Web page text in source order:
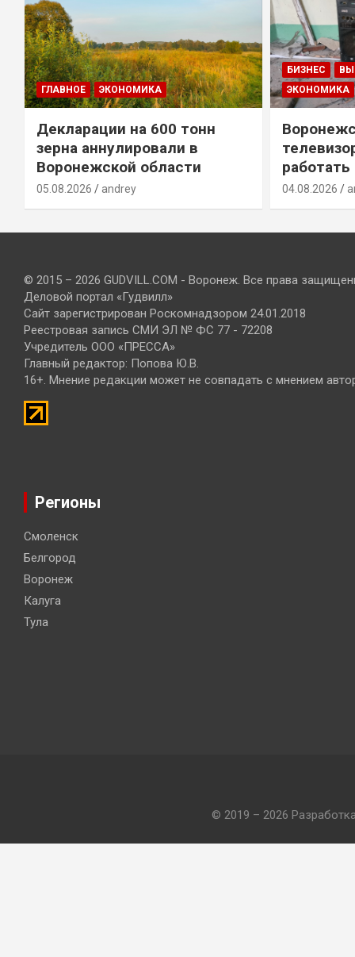
ГЛАВНОЕ ЭКОНОМИКА
Декларации на 600 тонн
зерна аннулировали в
Воронежской области
05.08.2026 andrey
БИЗНЕС
ЭКОНОМИКА
работать
04.08.2026
© 2015 – 2026 GUDVILL.COM - Воронеж. Все права
Деловой портал «Гудвилл»
Сайт зарегистрирован Роскомнадзором 24.01.2018
Реестровая запись СМИ ЭЛ № ФС 77 - 72208
Учредитель ООО «ПРЕССА»
Главный редактор: Попова Ю.В.
16+. Мнение редакции может не совпадать с мнением
Регионы
Смоленск
Белгород
Воронеж
Калуга
Тула
© 2019 – 2026